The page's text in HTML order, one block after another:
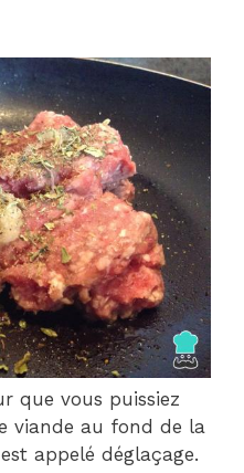
que vous puissiez
viande au fond de la
appelé déglaçage.